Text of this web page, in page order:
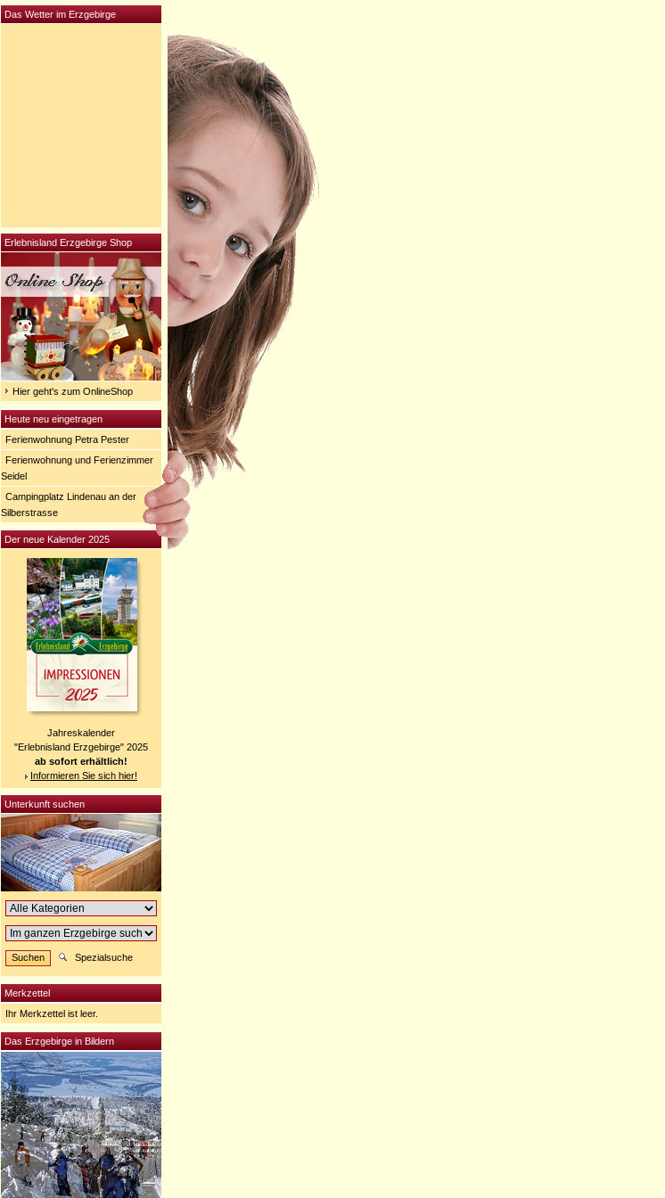
Erlebnisland Erzgebirge Shop
Hier geht's zum OnlineShop
Heute neu eingetragen
Ferienwohnung Petra Pester
Ferienwohnung und Ferienzimmer
Seidel
Campingplatz Lindenau an der
Silberstrasse
Der neue Kalender 2025
Jahreskalender
"Erlebnisland Erzgebirge" 2025
ab sofort erhältlich!
Informieren Sie sich hier!
Unterkunft suchen
Spezialsuche
Merkzettel
Ihr Merkzettel ist leer.
Das Erzgebirge in Bildern
Das Wetter im Erzgebirge